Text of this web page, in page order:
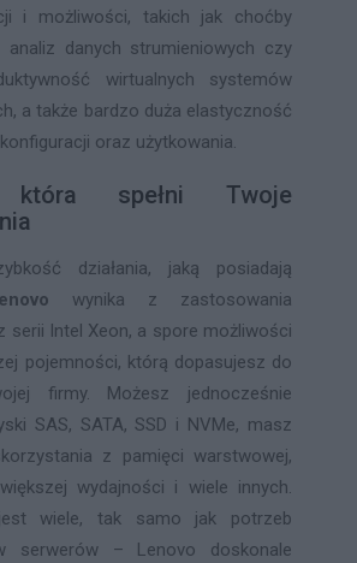
i możliwości, takich jak choćby
analiz danych strumieniowych czy
wirtualnych systemów
a także bardzo duża elastyczność
oraz użytkowania.
która spełni Twoje
działania, jaką posiadają
wynika z zastosowania
serii Intel Xeon, a spore możliwości
pojemności, którą dopasujesz do
firmy. Możesz jednocześnie
SAS, SATA, SSD i NVMe, masz
z pamięci warstwowej,
wydajności i wiele innych.
wiele, tak samo jak potrzeb
serwerów – Lenovo doskonale